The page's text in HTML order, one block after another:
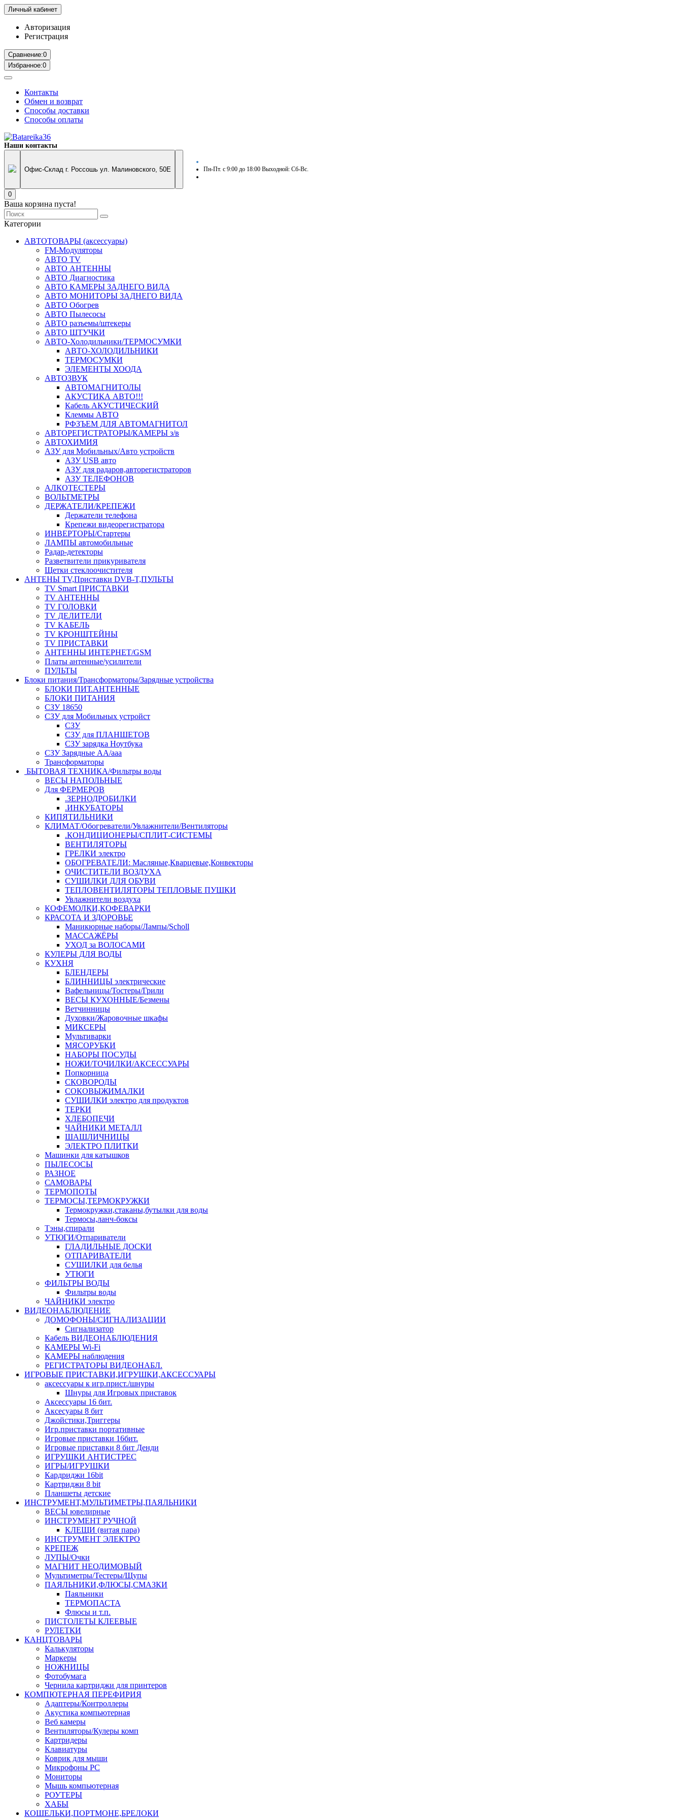
Личный кабинет
Авторизация
Регистрация
Сравнение:0
Избранное:0
Контакты
Обмен и возврат
Способы доставки
Способы оплаты
Наши контакты
Офис-Склад г. Россошь ул. Малиновского, 50Е Пн-Пт. с 9:00 до 18:00 Выходной: Сб-Вс.
0
Ваша корзина пуста!
Категории
АВТОТОВАРЫ (аксессуары)
FM-Модуляторы
АВТО TV
АВТО АНТЕННЫ
АВТО Диагностика
АВТО КАМЕРЫ ЗАДНЕГО ВИДА
АВТО МОНИТОРЫ ЗАДНЕГО ВИДА
АВТО Обогрев
АВТО Пылесосы
АВТО разъемы/штекеры
АВТО ШТУЧКИ
АВТО-Холодильники/ТЕРМОСУМКИ
АВТО-ХОЛОДИЛЬНИКИ
ТЕРМОСУМКИ
ЭЛЕМЕНТЫ ХООДА
АВТОЗВУК
АВТОМАГНИТОЛЫ
АКУСТИКА АВТО!!!
Кабель АКУСТИЧЕСКИЙ
Клеммы АВТО
РФЗЪЕМ ДЛЯ АВТОМАГНИТОЛ
АВТОРЕГИСТРАТОРЫ/КАМЕРЫ з/в
АВТОХИМИЯ
АЗУ для Мобильных/Авто устройств
АЗУ USB авто
АЗУ для радаров,авторегистраторов
АЗУ ТЕЛЕФОНОВ
АЛКОТЕСТЕРЫ
ВОЛЬТМЕТРЫ
ДЕРЖАТЕЛИ/КРЕПЕЖИ
Держатели телефона
Крепежи видеорегистратора
ИНВЕРТОРЫ/Стартеры
ЛАМПЫ автомобильные
Радар-детекторы
Разветвители прикуривателя
Щетки стеклоочистителя
АНТЕНЫ ТV,Приставки DVB-T,ПУЛЬТЫ
TV Smart ПРИСТАВКИ
TV АНТЕННЫ
TV ГОЛОВКИ
TV ДЕЛИТЕЛИ
TV КАБЕЛЬ
TV КРОНШТЕЙНЫ
TV ПРИСТАВКИ
АНТЕННЫ ИНТЕРНЕТ/GSM
Платы антенные/усилители
ПУЛЬТЫ
Блоки питания/Трансформаторы/Зарядные устройства
БЛОКИ ПИТ.АНТЕННЫЕ
БЛОКИ ПИТАНИЯ
СЗУ 18650
СЗУ для Мобильных устройст
СЗУ
СЗУ для ПЛАНШЕТОВ
СЗУ зарядка Ноутбука
СЗУ Зарядные АА/ааа
Трансформаторы
БЫТОВАЯ ТЕХНИКА/Фильтры воды
ВЕСЫ НАПОЛЬНЫЕ
Для ФЕРМЕРОВ
.ЗЕРНОДРОБИЛКИ
.ИНКУБАТОРЫ
КИПЯТИЛЬНИКИ
КЛИМАТ/Обогреватели/Увлажнители/Вентиляторы
.КОНДИЦИОНЕРЫ/СПЛИТ-СИСТЕМЫ
ВЕНТИЛЯТОРЫ
ГРЕЛКИ электро
ОБОГРЕВАТЕЛИ: Масляные,Кварцевые,Конвекторы
ОЧИСТИТЕЛИ ВОЗДУХА
СУШИЛКИ ДЛЯ ОБУВИ
ТЕПЛОВЕНТИЛЯТОРЫ ТЕПЛОВЫЕ ПУШКИ
Увлажнители воздуха
КОФЕМОЛКИ,КОФЕВАРКИ
КРАСОТА И ЗДОРОВЬЕ
Маникюрные наборы/Лампы/Scholl
МАССАЖЁРЫ
УХОД за ВОЛОСАМИ
КУЛЕРЫ ДЛЯ ВОДЫ
КУХНЯ
БЛЕНДЕРЫ
БЛИННИЦЫ электрические
Вафельницы/Тостеры/Грили
ВЕСЫ КУХОННЫЕ/Безмены
Ветчинницы
Духовки/Жаровочные шкафы
МИКСЕРЫ
Мультиварки
МЯСОРУБКИ
НАБОРЫ ПОСУДЫ
НОЖИ/ТОЧИЛКИ/АКСЕССУАРЫ
Попкорница
СКОВОРОДЫ
СОКОВЫЖИМАЛКИ
СУШИЛКИ электро для продуктов
ТЕРКИ
ХЛЕБОПЕЧИ
ЧАЙНИКИ МЕТАЛЛ
ШАШЛИЧНИЦЫ
ЭЛЕКТРО ПЛИТКИ
Машинки для катышков
ПЫЛЕСОСЫ
РАЗНОЕ
САМОВАРЫ
ТЕРМОПОТЫ
ТЕРМОСЫ,ТЕРМОКРУЖКИ
Термокружки,стаканы,бутылки для воды
Термосы,ланч-боксы
Тэны,спирали
УТЮГИ/Отпариватели
ГЛАДИЛЬНЫЕ ДОСКИ
ОТПАРИВАТЕЛИ
СУШИЛКИ для белья
УТЮГИ
ФИЛЬТРЫ ВОДЫ
Фильтры воды
ЧАЙНИКИ электро
ВИДЕОНАБЛЮДЕНИЕ
ДОМОФОНЫ/СИГНАЛИЗАЦИИ
Сигнализатор
Кабель ВИДЕОНАБЛЮДЕНИЯ
КАМЕРЫ Wi-Fi
КАМЕРЫ наблюдения
РЕГИСТРАТОРЫ ВИДЕОНАБЛ.
ИГРОВЫЕ ПРИСТАВКИ,ИГРУШКИ,АКСЕССУАРЫ
аксесcуары к игр.прист./шнуры
Шнуры для Игровых приставок
Аксессуары 16 бит.
Аксесуары 8 бит
Джойстики,Триггеры
Игр.приставки портативные
Игровые приставки 16бит.
Игровые приставки 8 бит Денди
ИГРУШКИ АНТИСТРЕС
ИГРЫ/ИГРУШКИ
Кардриджи 16bit
Картриджи 8 bit
Планшеты детские
ИНСТРУМЕНТ,МУЛЬТИМЕТРЫ,ПАЯЛЬНИКИ
ВЕСЫ ювелирные
ИНСТРУМЕНТ РУЧНОЙ
КЛЕЩИ (витая пара)
ИНСТРУМЕНТ ЭЛЕКТРО
КРЕПЕЖ
ЛУПЫ/Очки
МАГНИТ НЕОДИМОВЫЙ
Мультиметры/Тестеры/Щупы
ПАЯЛЬНИКИ,ФЛЮСЫ,СМАЗКИ
Паяльники
ТЕРМОПАСТА
Флюсы и т.п.
ПИСТОЛЕТЫ КЛЕЕВЫЕ
РУЛЕТКИ
КАНЦТОВАРЫ
Калькуляторы
Маркеры
НОЖНИЦЫ
Фотобумага
Чернила картриджи для принтеров
КОМПЮТЕРНАЯ ПЕРЕФИРИЯ
Адаптеры/Контроллеры
Акустика компьютерная
Веб камеры
Вентиляторы/Кулеры комп
Картридеры
Клавиатуры
Коврик для мыши
Микрофоны PC
Мониторы
Мышь компьютерная
РОУТЕРЫ
ХАБЫ
КОШЕЛЬКИ,ПОРТМОНЕ,БРЕЛОКИ